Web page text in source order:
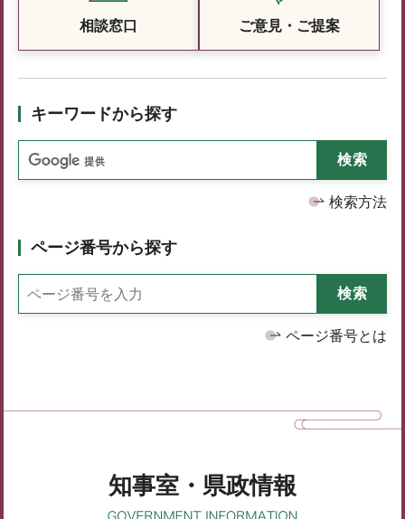
相談窓口 ご意見・ご提案
キーワードから探す
検索方法
ページ番号から探す
ページ番号とは
知事室・県政情報